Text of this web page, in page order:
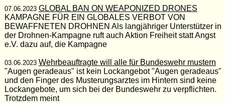
07.06.2023 GLOBAL BAN ON WEAPONIZED DRONES
KAMPAGNE FÜR EIN GLOBALES VERBOT VON
BEWAFFNETEN DROHNEN Als langjähriger Unterstützer in
der Drohnen-Kampagne ruft auch Aktion Freiheit statt Angst
e.V. dazu auf, die Kampagne
03.06.2023 Wehrbeauftragte will alle für Bundeswehr mustern
"Augen geradeaus" ist kein Lockangebot "Augen geradeaus"
und den Finger des Musterungsarztes im Hintern sind keine
Lockangebote, um sich bei der Bundeswehr zu verpflichten.
Trotzdem meint